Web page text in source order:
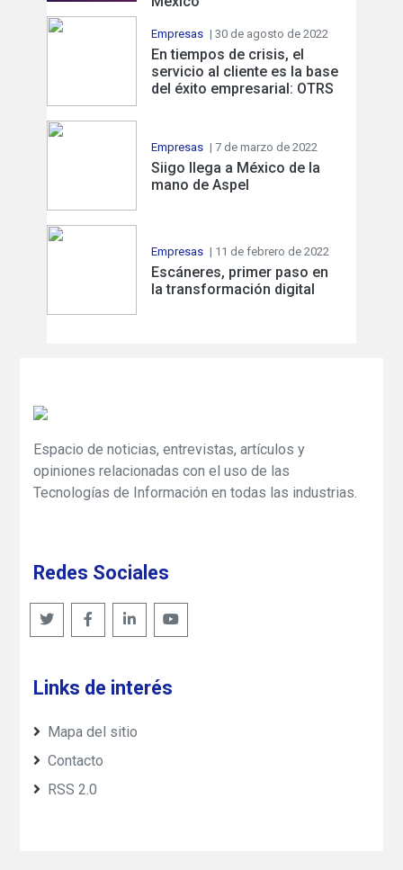
Empresas | 30 de agosto de 2022
En tiempos de crisis, el
servicio al cliente es la base
del éxito empresarial: OTRS
Empresas | 7 de marzo de 2022
Siigo llega a México de la
mano de Aspel
Empresas | 11 de febrero de 2022
Escáneres, primer paso en
la transformación digital
Espacio de noticias, entrevistas, artículos y
opiniones relacionadas con el uso de las
Tecnologías de Información en todas las industrias.
Redes Sociales
Links de interés
Mapa del sitio
Contacto
RSS 2.0